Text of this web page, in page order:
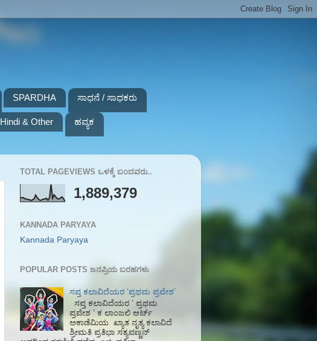
SPARDHA ಸಾಧನೆ / ಸಾಧಕರು
Hindi & Other ಹವ್ಯಕ
TOTAL PAGEVIEWS ಒಳಕ್ಕೆ ಬಂದವರು..
1,889,379
KANNADA PARYAYA
Kannada Paryaya
POPULAR POSTS ಜನಪ್ರಿಯ ಬರಹಗಳು
ಸಪ್ತ ಕಲಾವಿದೆಯರ ʼಪ್ರಥಮ ಪ್ರವೇಶʼ
ಸಪ್ತ ಕಲಾವಿದೆಯರ ʼ ಪ್ರಥಮ
ಪ್ರವೇಶ ʼ ಕ ಲಾಂಜಲಿ ಆರ್ಟ್
ಅಕಾಡೆಮಿಯ‌ ಖ್ಯಾತ ನೃತ್ಯ ಕಲಾವಿದೆ
ಶ್ರೀಮತಿ ಪ್ರತಿಭಾ ಸತ್ಯವಣ್ಣನ್